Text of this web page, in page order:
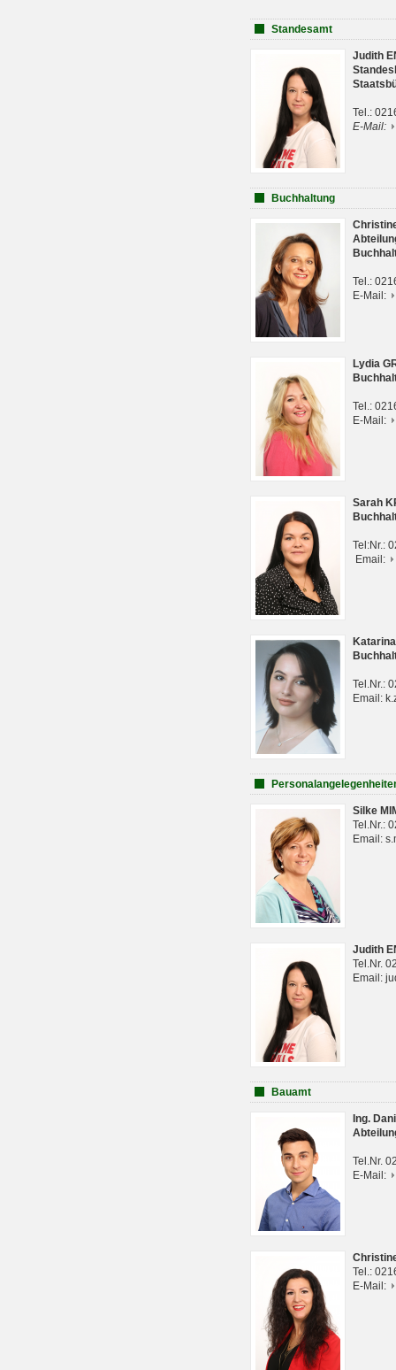
Standesamt
Judith
Tel.:
E-Mail:
Buchhaltung
Tel.:
E-Mail:
Lydia
Tel.:
E-Mail:
Sarah
Tel:Nr.:
Email:
Tel.Nr.:
Email:
Silke
Tel.Nr.:
Email:
Judith
Tel.Nr.
Email:
Bauamt
Ing.
Tel.Nr.
E-Mail:
Tel.:
E-Mail: